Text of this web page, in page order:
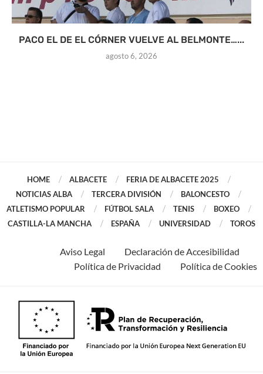
PACO EL DE EL CÓRNER VUELVE AL BELMONTE…...
agosto 6, 2026
HOME ALBACETE
FERIA DE ALBACETE 2025
NOTICIAS ALBA
TERCERA DIVISIÓN
BALONCESTO
ATLETISMO POPULAR
FÚTBOL SALA TENIS
BOXEO
CASTILLA-LA MANCHA
ESPAÑA UNIVERSIDAD TOROS
Aviso Legal
Declaración de Accesibilidad
Política de Privacidad
Política de Cookies